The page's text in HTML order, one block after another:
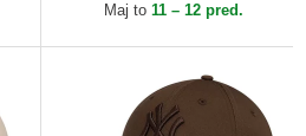
MLB New Era
Maj to 11 – 12 pred.